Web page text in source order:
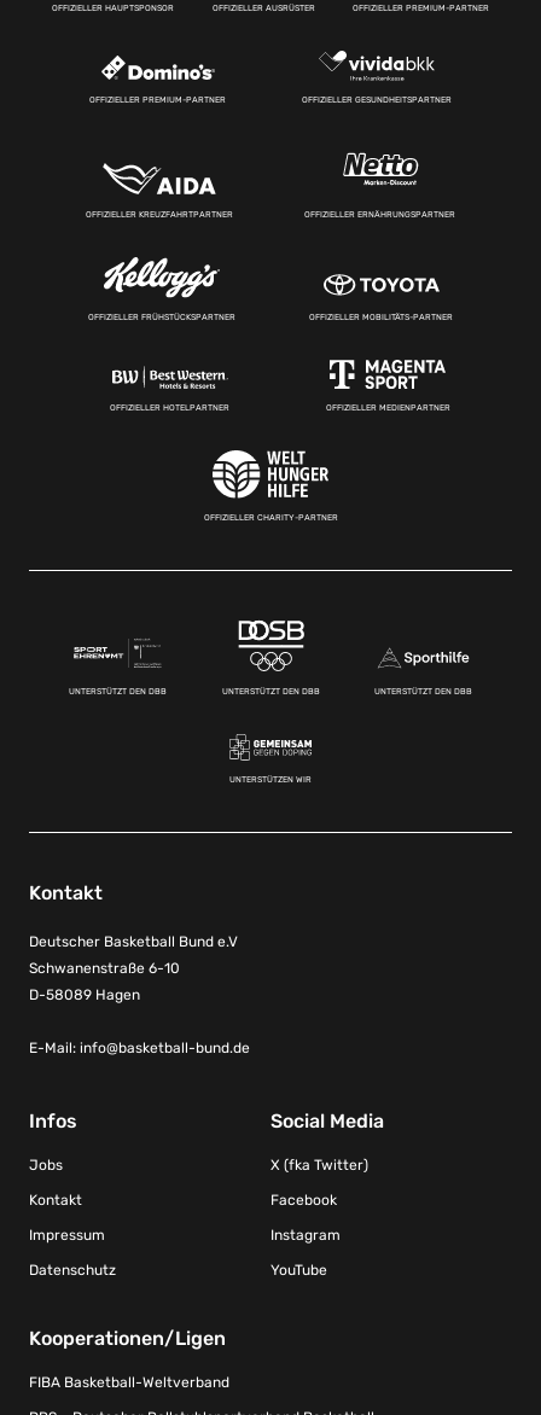
OFFIZIELLER HAUPTSPONSOR OFFIZIELLER AUSRÜSTER OFFIZIELLER PREMIUM-PARTNER
OFFIZIELLER PREMIUM-PARTNER OFFIZIELLER GESUNDHEITSPARTNER
OFFIZIELLER KREUZFAHRTPARTNER OFFIZIELLER ERNÄHRUNGSPARTNER
OFFIZIELLER FRÜHSTÜCKSPARTNER OFFIZIELLER MOBILITÄTS-PARTNER
OFFIZIELLER HOTELPARTNER OFFIZIELLER MEDIENPARTNER
OFFIZIELLER CHARITY-PARTNER
UNTERSTÜTZT DEN DBB UNTERSTÜTZT DEN DBB UNTERSTÜTZT DEN DBB
UNTERSTÜTZEN WIR
Kontakt
Deutscher Basketball Bund e.V
Schwanenstraße 6-10
D-58089 Hagen
E-Mail: info@basketball-bund.de
Infos
Jobs
Kontakt
Impressum
Datenschutz
Social Media
X (fka Twitter)
Facebook
Instagram
YouTube
Kooperationen/Ligen
FIBA Basketball-Weltverband